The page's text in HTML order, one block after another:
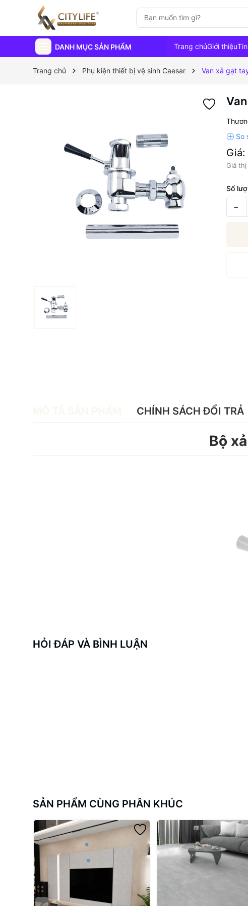
DANH MỤC SẢN PHẨM Trang chủGiới thiệu
Trang chủ Phụ kiện thiết bị vệ sinh Caesar Van xả gạt
Giá:
Giá
Số
−
CHÍNH SÁCH ĐỔI TRẢ
Bộ
Nhóm sản phẩm
Tính năng
Lớp mạ
HỎI ĐÁP VÀ BÌNH LUẬN
SẢN PHẨM CÙNG PHÂN KHÚC